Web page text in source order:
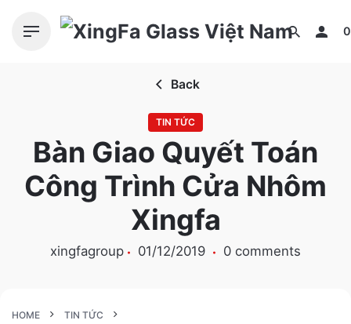
0
Back
TIN TỨC
Bàn Giao Quyết Toán
Công Trình Cửa Nhôm
Xingfa
xingfagroup 01/12/2019 0 comments
HOME
TIN TỨC